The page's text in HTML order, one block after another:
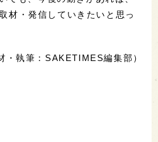
材・発信していきたいと思っ
・執筆：SAKETIMES編集部）